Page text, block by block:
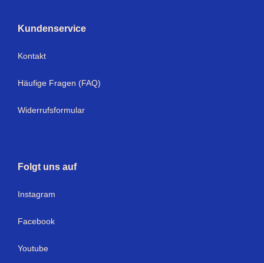
Kundenservice
Kontakt
Häufige Fragen (FAQ)
Widerrufsformular
Folgt uns auf
Instagram
Facebook
Youtube